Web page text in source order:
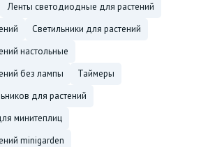
ленты светодиодные для растений
светильники для растений
настольные
без лампы
таймеры
для растений
минитеплиц
minigarden